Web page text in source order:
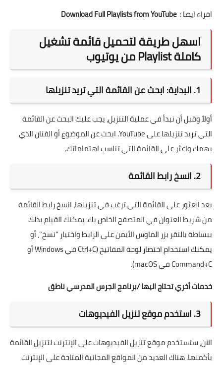
اقراء ايضا : Download Full Playlists from YouTube
اسهل طريقة لتحميل قائمة تشغيل
كاملة Playlist من يوتيوب
1. البداية: ابحث عن القائمة التي تريد تنزيلها
أولاً وقبل أن نبدأ في عملية التنزيل، يجب عليك البحث عن القائمة
التي تريد تنزيلها على YouTube. ابحث عن الموضوع أو الفنان الذي
يهمك واعثر على القائمة التي تناسب اهتماماتك.
2. انسخ رابط القائمة
بعد العثور على القائمة التي ترغب في تنزيلها، انسخ رابط القائمة
من شريط العنوان في المتصفح الخاص بك. يمكنك القيام بذلك
ببساطة بالنقر بزر الماوس الأيمن على الرابط واختيار "نسخ"، أو
يمكنك استخدام اختصار لوحة المفاتيح (Ctrl+C في Windows أو
Command+C في macOS).
خدمات أخري تحتاج اليها /برنامج الجرس المدرسي ناطق
3. استخدم موقع تنزيل الفيديوهات
الآن، سنستخدم موقع تنزيل الفيديوهات على الإنترنت لتنزيل القائمة
بأكملها. هناك العديد من المواقع المجانية المتاحة على الإنترنت